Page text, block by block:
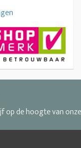
op de hoogte van